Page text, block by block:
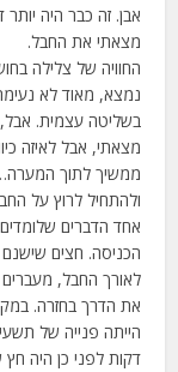
אבן. זה כבר היה
מצאתי את החבל.
החוויה של צלילה
נמצא, מאוד לא
בשליטה עצמית.
מצאתי, אבל לאיזה
ממשיך לתוך המערה…
ולהתחיל לרוץ על
אחד הדברים
הכניסה. חצים שישנם
לאורך החבל,
את הדרך בחזרה.
הייתה פנייה של
דקות לפני כן היה